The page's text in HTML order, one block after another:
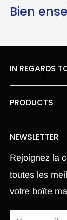
Bien
IN REGARDS
legal
Terms of Sales
Terms and
Shipping
Return Policy
Return Portal
PRODUCTS
Our spare parts
Pièce Xiaomi
Electric
Hoverboard
Segway
NEWSLETTER
Rejoignez la
toutes les
votre boîte